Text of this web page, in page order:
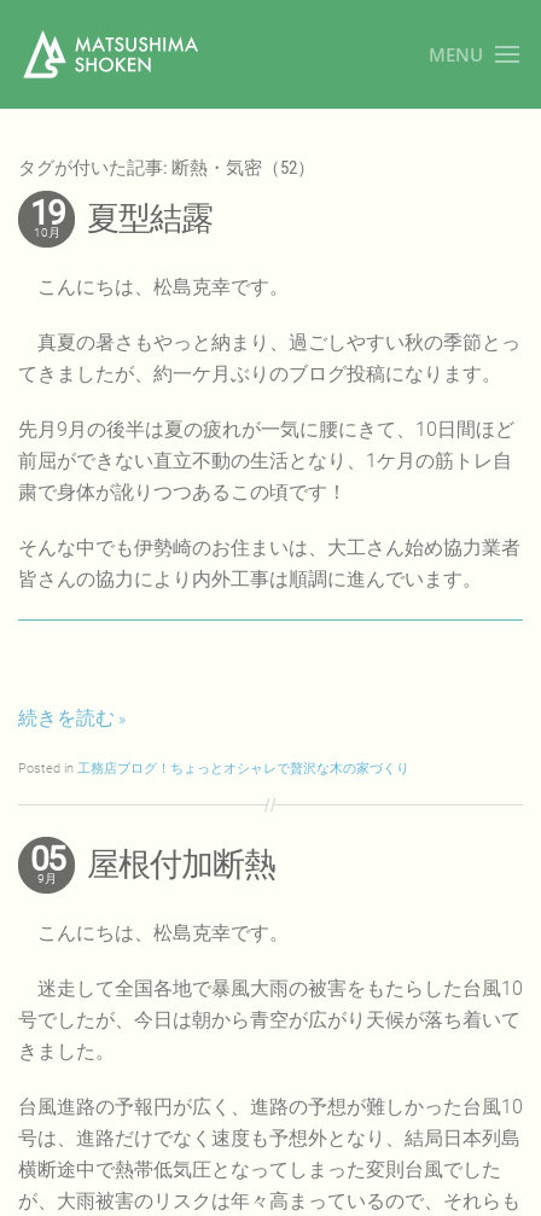
MENU
タグが付いた記事: 断熱・気密（52）
19
10月 夏型結露
こんにちは、松島克幸です。
真夏の暑さもやっと納まり、過ごしやすい秋の季節とっ
てきましたが、約一ケ月ぶりのブログ投稿になります。
先月9月の後半は夏の疲れが一気に腰にきて、10日間ほど
前屈ができない直立不動の生活となり、1ケ月の筋トレ自
粛で身体が訛りつつあるこの頃です！
そんな中でも伊勢崎のお住まいは、大工さん始め協力業者
皆さんの協力により内外工事は順調に進んでいます。
続きを読む
Posted in 工務店ブログ！ちょっとオシャレで贅沢な木の家づくり
05
9月 屋根付加断熱
こんにちは、松島克幸です。
迷走して全国各地で暴風大雨の被害をもたらした台風10
号でしたが、今日は朝から青空が広がり天候が落ち着いて
きました。
台風進路の予報円が広く、進路の予想が難しかった台風10
号は、進路だけでなく速度も予想外となり、結局日本列島
横断途中で熱帯低気圧となってしまった変則台風でした
が、大雨被害のリスクは年々高まっているので、それらも